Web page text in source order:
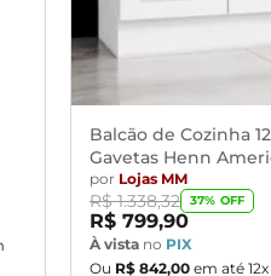
alguma avaria não
nos responsabilizamos,
do comprador.
elevadores, portas,
Balcão de Cozinha
Gavetas Henn
por Lojas MM
R$ 1.338,32 37% OFF
R$ 799,90
À vista no PIX
Ou R$ 842,00 em até 12